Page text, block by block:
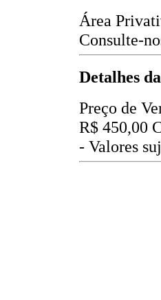
Área
Consulte-
Detalhes
Preço de
R$ 450,00
- Valores